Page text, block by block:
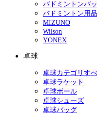
バドミントンバ
バドミントン用品
MIZUNO
Wilson
YONEX
卓球
卓球カテゴリす
卓球ラケット
卓球ボール
卓球シューズ
卓球バッグ